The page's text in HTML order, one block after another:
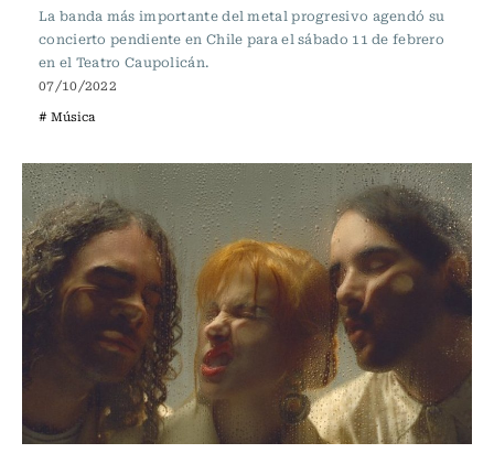
La banda más importante del metal progresivo agendó su
concierto pendiente en Chile para el sábado 11 de febrero
en el Teatro Caupolicán.
07/10/2022
# Música